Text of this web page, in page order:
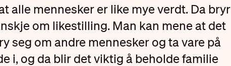
alle mennesker er like mye verdt. Da bryr
om likestilling. Man kan mene at det
seg om andre mennesker og ta vare på
i, og da blir det viktig å beholde familie